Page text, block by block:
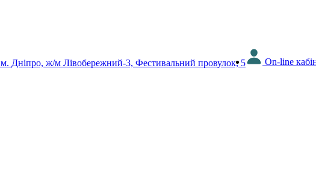
м. Дніпро, ж/м Лівобережний-3, Фестивальний провулок, 5 On-line